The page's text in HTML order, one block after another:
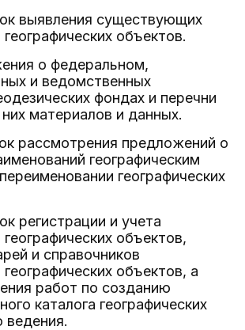
выявления существующих
объектов.
о федеральном,
и ведомственных
фондах и перечни
материалов и данных.
рассмотрения предложений о
географическим
географических
регистрации и учета
объектов,
и справочников
объектов, а
работ по созданию
каталога географических
ведения.